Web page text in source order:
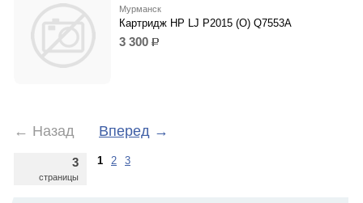
Мурманск
Картридж HP LJ P2015 (O) Q7553A
3 300 р.
← Назад Вперед →
3
страницы
1 2 3